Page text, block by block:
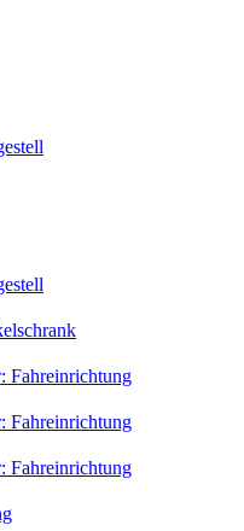
Fahreinrichtung
Fahreinrichtung
Fahreinrichtung